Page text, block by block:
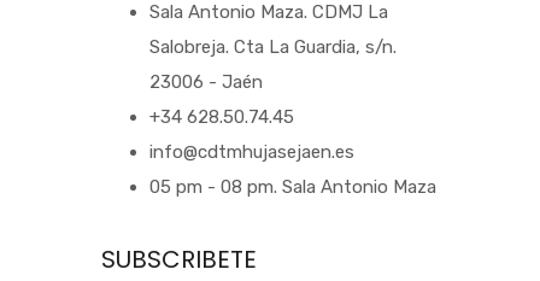
Sala Antonio Maza. CDMJ La
Salobreja. Cta La Guardia, s/n.
23006 - Jaén
+34 628.50.74.45
info@cdtmhujasejaen.es
05 pm - 08 pm. Sala Antonio Maza
SUBSCRIBETE